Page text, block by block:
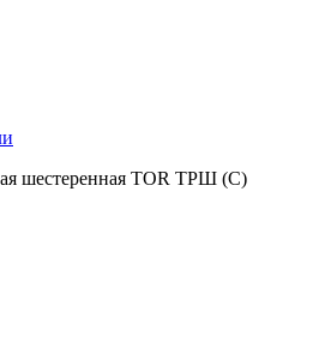
шестеренная TOR ТРШ (C)